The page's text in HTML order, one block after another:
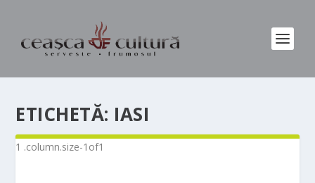
ETICHETĂ: IASI